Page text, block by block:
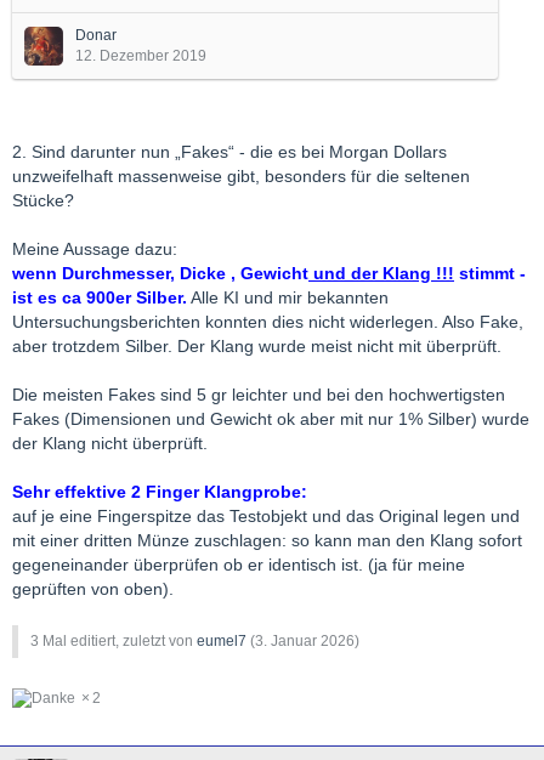
The machine is set to read 90% gold / 10% copper.I can
see the Francs are 90% gold but not sure what the balance
of the coin is.
composition.
I would recommend showing this to the dealer and
--------
Heute hab ich das Goldhaus in Kilchberg…
Donar
12. Dezember 2019
2. Sind darunter nun „Fakes“ - die es bei Morgan Dollars
unzweifelhaft massenweise gibt, besonders für die seltenen
Stücke?
Meine Aussage dazu:
wenn Durchmesser, Dicke , Gewicht und der Klang !!! stimmt -
ist es ca 900er Silber. Alle KI und mir bekannten
Untersuchungsberichten konnten dies nicht widerlegen. Also Fake,
aber trotzdem Silber. Der Klang wurde meist nicht mit überprüft.
Die meisten Fakes sind 5 gr leichter und bei den hochwertigsten
Fakes (Dimensionen und Gewicht ok aber mit nur 1% Silber) wurde
der Klang nicht überprüft.
Sehr effektive 2 Finger Klangprobe:
auf je eine Fingerspitze das Testobjekt und das Original legen und
mit einer dritten Münze zuschlagen: so kann man den Klang sofort
gegeneinander überprüfen ob er identisch ist. (ja für meine
geprüften von oben).
3 Mal editiert, zuletzt von eumel7 (3. Januar 2026)
2